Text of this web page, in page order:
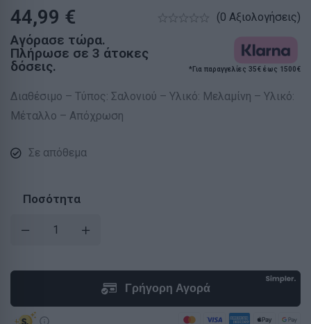
44,99 € (0 Αξιολογήσεις)
Αγόρασε τώρα.
Πλήρωσε σε 3 άτοκες
δόσεις.
*Για παραγγελίες 35€ έως 1500€
Διαθέσιμο – Τύπος: Σαλονιού – Υλικό: Μελαμίνη – Υλικό:
Μέταλλο – Απόχρωση
Σε απόθεμα
Ποσότητα